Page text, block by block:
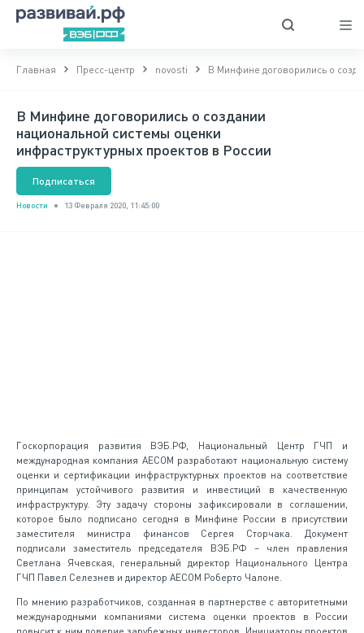
Главная Пресс-центр novosti В Минфине договорились о
В Минфине договорились о создании
национальной системы оценки
инфраструктурных проектов в России
Подписаться
Новости 13 Февраля 2020, 11:45:00
Госкорпорация развития ВЭБ.РФ, Национальный Центр ГЧП и
международная компания AECOM разработают национальную систему
оценки и сертификации инфраструктурных проектов на соответствие
принципам устойчивого развития и инвестиций в качественную
инфраструктуру. Эту задачу стороны зафиксировали в соглашении,
которое было подписано сегодня в Минфине России в присутствии
заместителя министра финансов Сергея Сторчака. Документ
подписали заместитель председателя ВЭБ.РФ – член правления
Светлана Ячевская, генеральный директор Национального Центра
ГЧП Павел Селезнев и директор AECOM Роберто Чалоне.
По мнению разработчиков, созданная в партнерстве с авторитетными
международными компаниями система оценки проектов в России